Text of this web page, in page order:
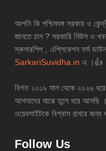
আপনি কি পশ্চিমবঙ্গ সরকার ও
জানতে চান ? সরকারি নিউস ও
স্কলারশিপ , এপ্লিকেশন ফর্ম
SarkariSuvidha.in এ ।👍
বিগত ২০১৯ সাল থেকে ২০২৬ ধরে
আপনাদের মাঝে তুলে ধরে
ওয়েবসাইটকে বিশ্বাস রাখার জন্য
Follow Us